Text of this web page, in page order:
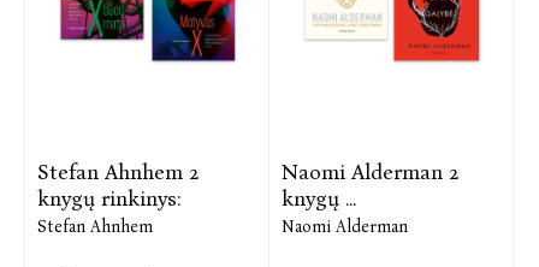
Stefan Ahnhem 2
knygų rinkinys:
Stefan Ahnhem
Naomi Alderman 2
knygų ...
Naomi Alderman